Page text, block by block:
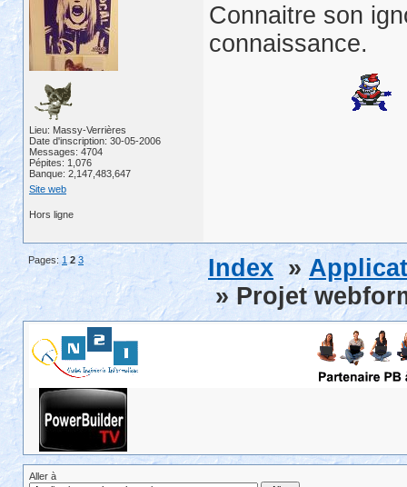
Lieu: Massy-Verrières
Date d'inscription: 30-05-2006
Messages: 4704
Pépites: 1,076
Banque: 2,147,483,647
Site web
Connaitre son
connaissance.
Hors ligne
Pages:1 2 3 Index »
» Projet
Aller à